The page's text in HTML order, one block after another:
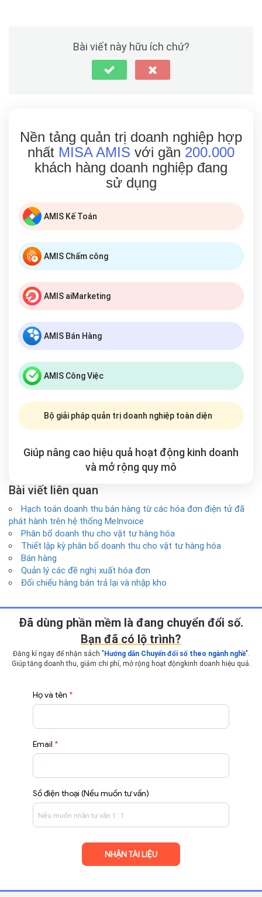
Bài viết này hữu ích chứ?
Nền tảng quản trị doanh nghiệp hợp
nhất MISA AMIS với gần 200.000
khách hàng doanh nghiệp đang
sử dụng
AMIS Kế Toán
AMIS Chấm công
AMIS aiMarketing
AMIS Bán Hàng
AMIS Công Việc
Bộ giải pháp quản trị doanh nghiệp toàn diện
Giúp nâng cao hiệu quả hoạt động kinh doanh
và mở rộng quy mô
Bài viết liên quan
Hạch toán doanh thu bán hàng từ các hóa đơn điện tử đã
phát hành trên hệ thống MeInvoice
Phân bổ doanh thu cho vật tư hàng hóa
Thiết lập kỳ phân bổ doanh thu cho vật tư hàng hóa
Bán hàng
Quản lý các đề nghị xuất hóa đơn
Đối chiếu hàng bán trả lại và nhập kho
Ðã dùng phần mềm là đang chuyển đổi số.
Bạn đã có lộ trình?
Đăng kí ngay để nhận sách " Hướng dẫn Chuyển đổi số theo ngành nghề".
Giúp tăng doanh thu, giảm chi phí, mở rộng hoạt động kinh doanh hiệu quả.
Họ và tên *
Email *
Số điện thoại (Nếu muốn tư vấn)